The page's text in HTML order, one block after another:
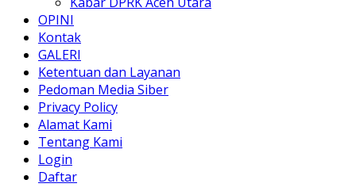
OPINI
Kontak
GALERI
Ketentuan dan Layanan
Pedoman Media Siber
Privacy Policy
Alamat Kami
Tentang Kami
Login
Daftar